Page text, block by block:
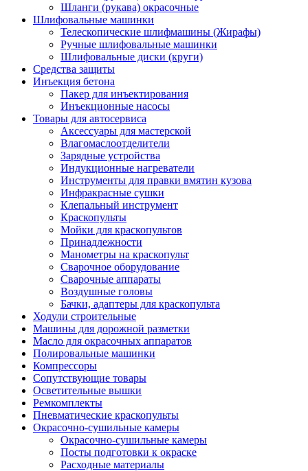
Шланги (рукава) окрасочные
Шлифовальные машинки
Телескопические шлифмашины (Жирафы)
Ручные шлифовальные машинки
Шлифовальные диски (круги)
Средства защиты
Инъекция бетона
Пакер для инъектирования
Инъекционные насосы
Товары для автосервиса
Аксессуары для мастерской
Влагомаслоотделители
Зарядные устройства
Индукционные нагреватели
Инструменты для правки вмятин кузова
Инфракрасные сушки
Клепальный инструмент
Краскопульты
Мойки для краскопультов
Принадлежности
Манометры на краскопульт
Сварочное оборудование
Сварочные аппараты
Воздушные головы
Бачки, адаптеры для краскопульта
Ходули строительные
Машины для дорожной разметки
Масло для окрасочных аппаратов
Полировальные машинки
Компрессоры
Сопутствующие товары
Осветительные вышки
Ремкомплекты
Пневматические краскопульты
Окрасочно-сушильные камеры
Окрасочно-сушильные камеры
Посты подготовки к окраске
Расходные материалы